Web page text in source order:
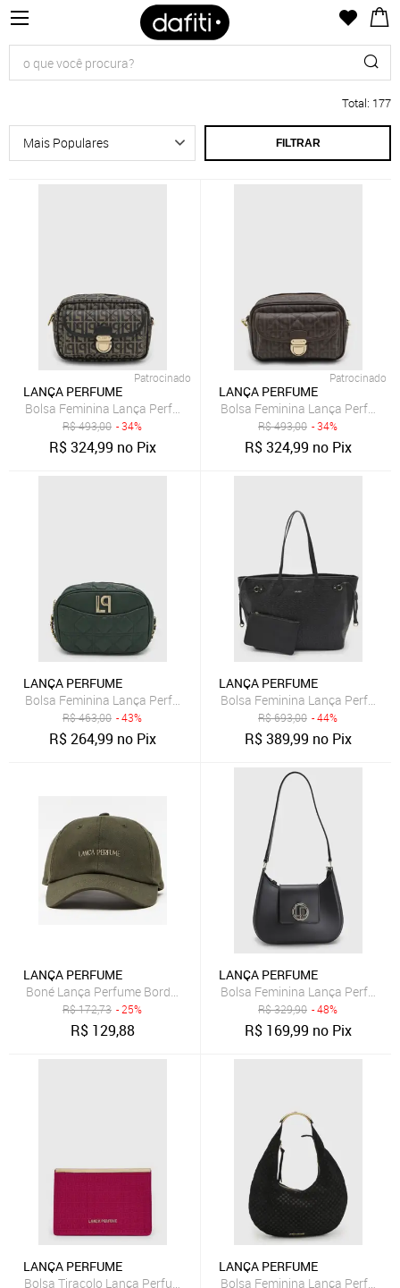
Total: 177
FILTRAR
Patrocinado
LANÇA PERFUME
Bolsa Feminina Lança Perfume Estruturada Estampa Logo Bege
R$493,00 - 34%
R$324,99 no Pix
Patrocinado
LANÇA PERFUME
Bolsa Feminina Lança Perfume
R$493,00 - 34%
R$324,99 no Pix
LANÇA PERFUME
Bolsa Feminina Lança Perfume Matelassê Verde
R$463,00 - 43%
R$264,99 no Pix
LANÇA PERFUME
Bolsa Feminina Lança Perfume
R$693,00 - 44%
R$389,99 no Pix
LANÇA PERFUME
Boné Lança Perfume Bordado Pr27 Verde Feminino
R$172,73 - 25%
R$ 129,88
LANÇA PERFUME
Bolsa Feminina Lança Perfume
R$329,90 - 48%
R$ 169,99 no Pix
LANÇA PERFUME
Bolsa Tiracolo Lança Perfume Monograma Alça Ajustável Pink
LANÇA PERFUME
Bolsa Feminina Lança Perfume